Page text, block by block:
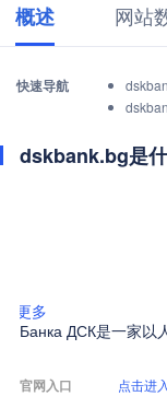
概述 网站
快速导航
dskbank.bg是
更多
Банка ДСК是一家以
官网入口 点击进入